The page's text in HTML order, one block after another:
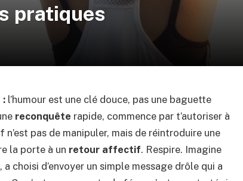
pratiques
: l’humour est une clé douce, pas une baguette
reconquête rapide, commence par t’autoriser à
pas de manipuler, mais de réintroduire une
la porte à un retour affectif. Respire. Imagine
choisi d’envoyer un simple message drôle qui a